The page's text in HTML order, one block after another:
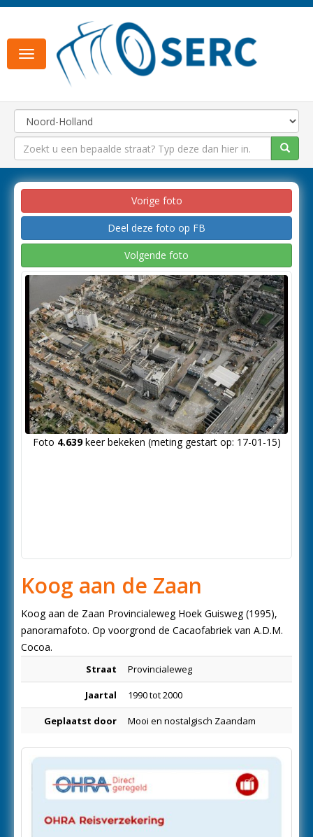
Toggle
navigation
Vorige foto
Deel deze foto op FB
Volgende foto
Foto 4.639keer bekeken (meting gestart op: 17-01-15)
Koog aan de Zaan
Koog aan de Zaan Provincialeweg Hoek Guisweg (1995),
panoramafoto. Op voorgrond de Cacaofabriek van A.D.M.
Cocoa.
Straat Provincialeweg
Jaartal 1990 tot 2000
Geplaatst door Mooi en nostalgisch Zaandam